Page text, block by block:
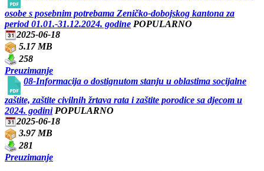
osobe s posebnim potrebama Zeničko-dobojskog kantona za
period 01.01.-31.12.2024. godine POPULARNO
2025-06-18
5.17 MB
258
Preuzimanje
08-Informacija o dostignutom stanju u oblastima socijalne
zaštite, zaštite civilnih žrtava rata i zaštite porodice sa djecom u
2024. godini POPULARNO
2025-06-18
3.97 MB
281
Preuzimanje